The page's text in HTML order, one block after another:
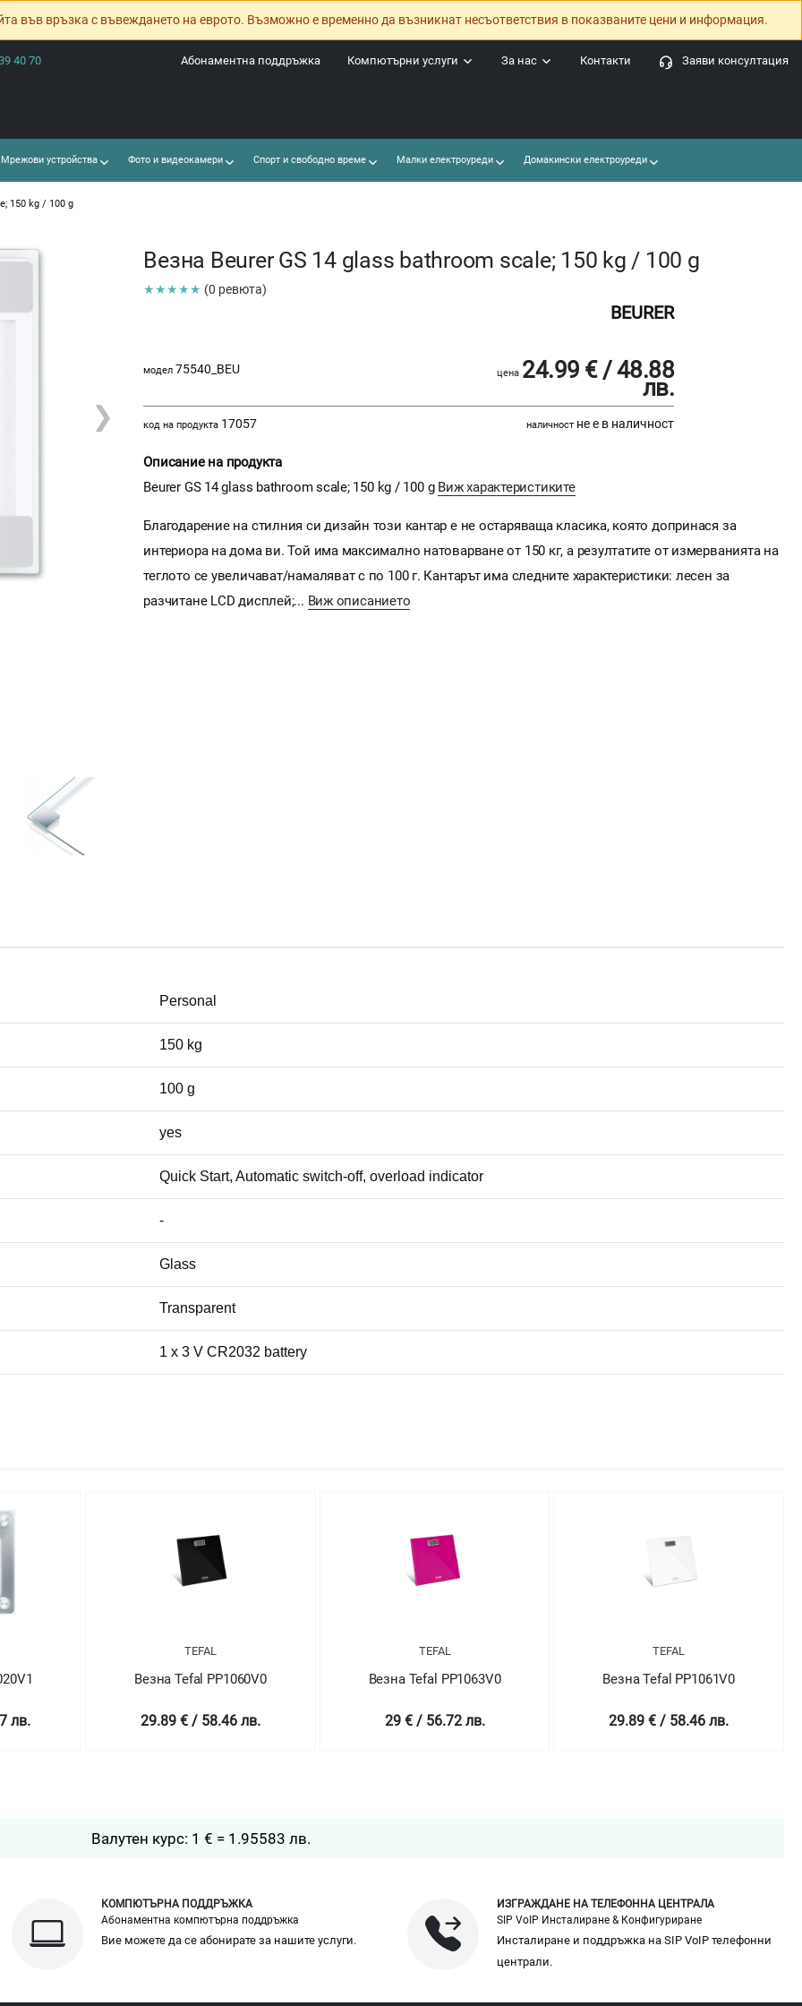
във връзка с въвеждането на еврото. Възможно е временно да възникнат несъответствия в показваните цени и информация.
40 70 Заяви консултация
Контакти
За нас
Компютърни услуги
Абонаментна поддръжка
устройства Фото и видеокамери Спорт и свободно време Малки електроуреди Домакински електроуреди
150 kg / 100 g
❯
Везна Beurer GS 14 glass bathroom scale; 150 kg / 100 g
★★★★★ (0 ревюта)
BEURER
модел 75540_BEU цена 24.99 € / 48.88
лв.
код на продукта 17057 наличност не е в наличност
Описание на продукта
Beurer GS 14 glass bathroom scale; 150 kg / 100 g Виж характеристиките
Благодарение на стилния си дизайн този кантар е не остаряваща класика, която допринася за
интериора на дома ви. Той има максимално натоварване от 150 кг, а резултатите от измерванията на
теглото се увеличават/намаляват с по 100 г. Кантарът има следните характеристики: лесен за
разчитане LCD дисплей;... Виж описанието
Personal
150 kg
100 g
yes
Quick Start, Automatic switch-off, overload indicator
-
Glass
Transparent
1 x 3 V CR2032 battery
лв.
TEFAL
Везна Tefal PP1060V0
29.89 € / 58.46 лв.
TEFAL
Везна Tefal PP1063V0
29 € / 56.72 лв.
TEFAL
Везна Tefal PP1061V0
29.89 € / 58.46 лв.
Валутен курс: 1 € = 1.95583 лв.
КОМПЮТЪРНА ПОДДРЪЖКА
Абонаментна компютърна поддръжка
Вие можете да се абонирате за нашите услуги.
ИЗГРАЖДАНЕ НА ТЕЛЕФОННА ЦЕНТРАЛА
SIP VoIP Инсталиране & Конфигуриране
Инсталиране и поддръжка на SIP VoIP телефонни
централи.